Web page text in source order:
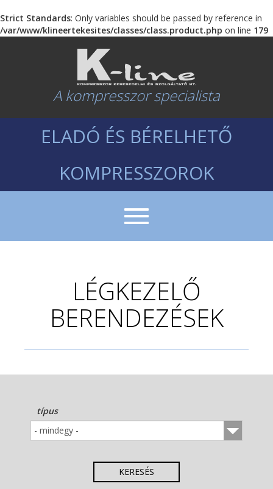
Strict Standards: Only variables should be passed by reference in
/var/www/klineertekesites/classes/class.product.php on line 179
A kompresszor specialista
ELADÓ ÉS BÉRELHETŐ
KOMPRESSZOROK
Menüszerkezet
LÉGKEZELŐ
BERENDEZÉSEK
típus